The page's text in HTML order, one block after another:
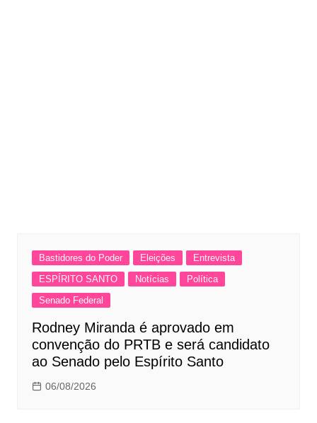
Bastidores do Poder Eleições
Entrevista
ESPÍRITO SANTO
Notícias
Política
Senado Federal
Rodney Miranda é aprovado em
convenção do PRTB e será candidato
ao Senado pelo Espírito Santo
06/08/2026